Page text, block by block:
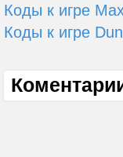
Коды к игре
Коды к игре